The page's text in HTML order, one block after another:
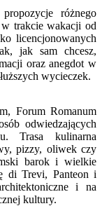
różnego
trakcie wakacji od
licencjonowanych
jak sam chcesz,
oraz anegdot w
wycieczek.
Forum Romanum
odwiedzających
Trasa kulinarna
pizzy, oliwek czy
barok i wielkie
di Trevi, Panteon i
i na
kultury.